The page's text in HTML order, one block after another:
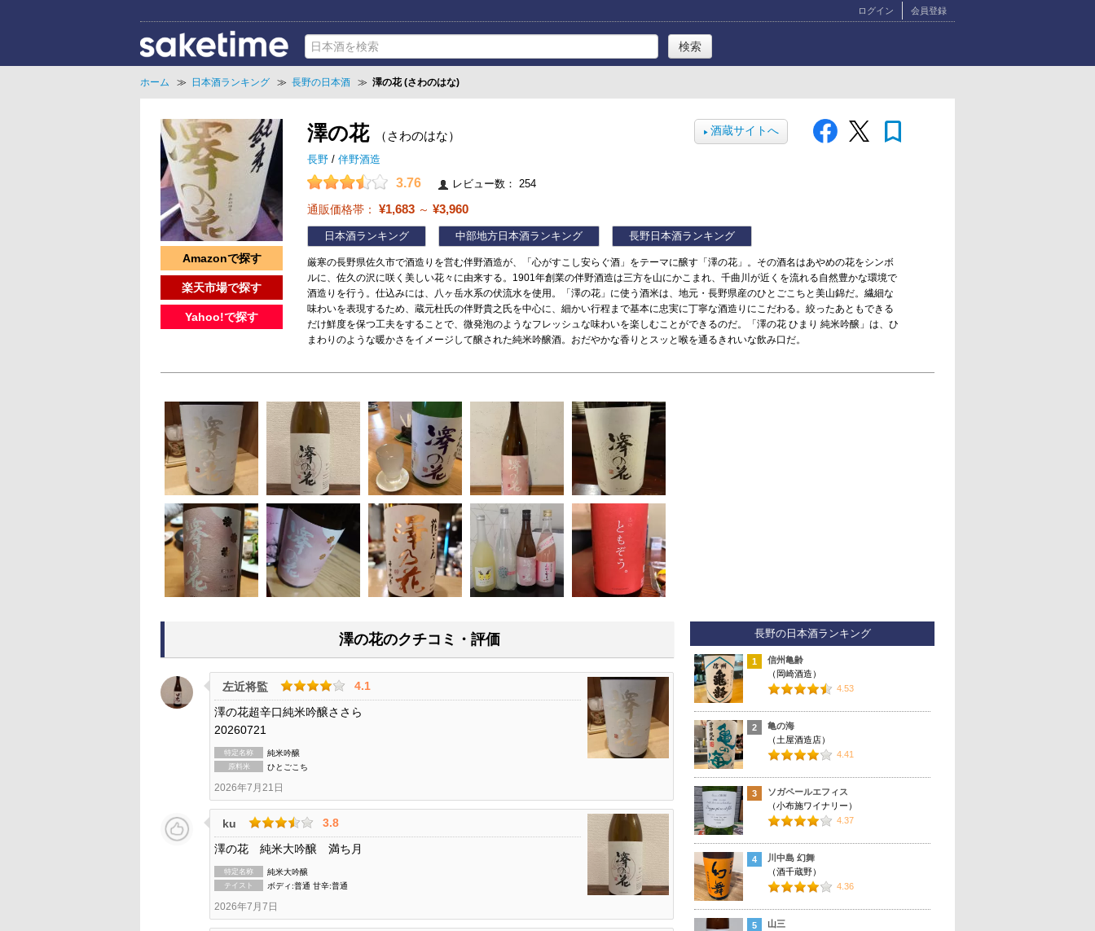
ログイン 会員登録
ホーム ≫ 日本酒ランキング ≫ 長野の日本酒 ≫ 澤の花 (さわのはな)
Amazonで探す
楽天市場で探す
Yahoo!で探す
澤の花 （さわのはな） bookmark
▶ 酒蔵サイトへ
長野 / 伴野酒造
3.76 レビュー数： 254
通販価格帯： ¥1,683 ～ ¥3,960
日本酒ランキング 中部地方日本酒ランキング 長野日本酒ランキング
厳寒の長野県佐久市で酒造りを営む伴野酒造が、「心がすこし安らぐ酒」をテーマに醸す「澤の花」。その酒名はあやめの花をシンボ
ルに、佐久の沢に咲く美しい花々に由来する。1901年創業の伴野酒造は三方を山にかこまれ、千曲川が近くを流れる自然豊かな環境で
酒造りを行う。仕込みには、八ヶ岳水系の伏流水を使用。「澤の花」に使う酒米は、地元・長野県産のひとごこちと美山錦だ。繊細な
味わいを表現するため、蔵元杜氏の伴野貴之氏を中心に、細かい行程まで基本に忠実に丁寧な酒造りにこだわる。絞ったあともできる
だけ鮮度を保つ工夫をすることで、微発泡のようなフレッシュな味わいを楽しむことができるのだ。「澤の花 ひまり 純米吟醸」は、ひ
まわりのような暖かさをイメージして醸された純米吟醸酒。おだやかな香りとスッと喉を通るきれいな飲み口だ。
澤の花のクチコミ・評価
左近将監
4.1
澤の花超辛口純米吟醸ささら
20260721
特定名称 純米吟醸
原料米 ひとごこち
2026年7月21日
ku
3.8
澤の花 純米大吟醸 満ち月
特定名称 純米大吟醸
テイスト ボディ:普通 甘辛:普通
2026年7月7日
長野の日本酒ランキング
1
信州亀齢
（岡崎酒造）
4.53
2
亀の海
（土屋酒造店）
4.41
3
ソガペールエフィス
（小布施ワイナリー）
4.37
4
川中島 幻舞
（酒千蔵野）
4.36
5
山三